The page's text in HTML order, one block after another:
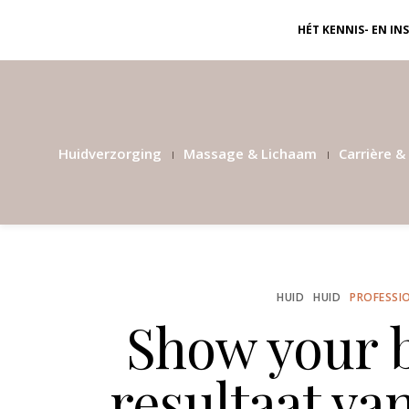
HÉT KENNIS- EN
Huidverzorging Massage & Lichaam Carrière
HUID HUID
Show your